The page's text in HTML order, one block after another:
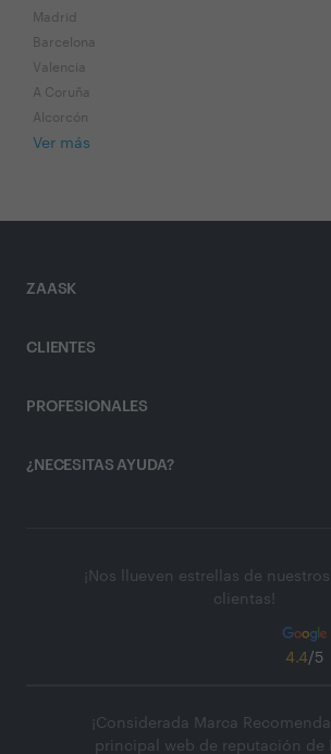
Madrid
Barcelona
Valencia
A Coruña
Alcorcón
Ver más
ZAASK
CLIENTES
PROFESIONALES
¿NECESITAS AYUDA?
¡Nos llueven estrellas de
clientas!
4.4/5
¡Considerada Marca
principal web de reputación de